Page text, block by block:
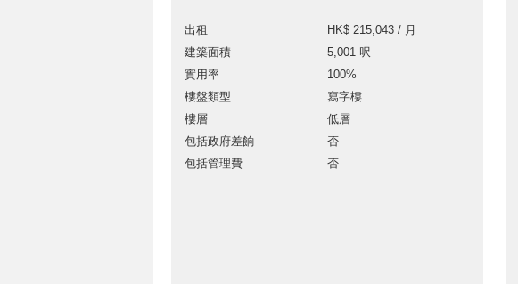
出租
HK$ 215,043 / 月
建築面積
5,001 呎
實用率
100%
樓盤類型
寫字樓
樓層
低層
包括政府差餉
否
包括管理費
否